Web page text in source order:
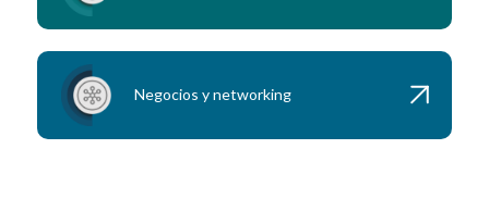
Negocios y networking